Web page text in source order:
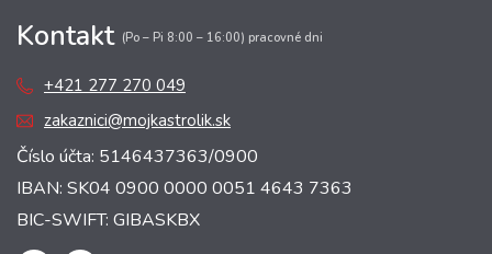
Kontakt (Po – Pi 8:00 – 16:00) pracovné dni
+421 277 270 049
zakaznici@mojkastrolik.sk
Číslo účta: 5146437363/0900
IBAN: SK04 0900 0000 0051 4643 7363
BIC-SWIFT: GIBASKBX